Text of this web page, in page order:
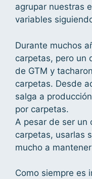
agrupar nuestras
variables
Durante muchos
carpetas, pero un
de GTM y
carpetas. Desde
salga a
por carpetas.
A pesar de ser un
carpetas, usarlas
mucho a
Como siempre es